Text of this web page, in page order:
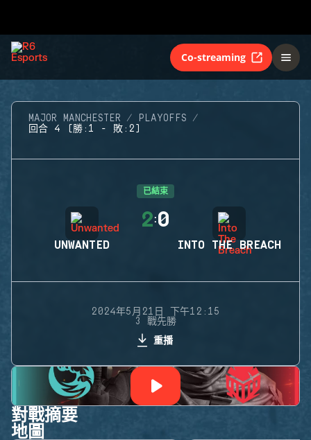
Co-streaming
MAJOR MANCHESTER
PLAYOFFS
回合 4 (勝:1 - 敗:2)
已結束
UNWANTED
2:0
INTO THE BREACH
2024年5月21日 下午12:15
3 戰先勝
重播
對戰摘要
地圖